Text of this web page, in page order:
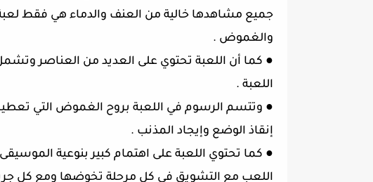
جميع مشاهدها خالية من العنف والدماء هي فقط لعبة
والغموض .
● كما أن اللعبة تحتوي على العديد من العناصر
اللعبة .
● وتتسم الرسوم في اللعبة بروح الغموض التي
إنقاذ الوضع وإيجاد المذنب .
● كما تحتوي اللعبة على اهتمام كبير بنوعية
اللعب مع التشويق في كل مرحلة تخوضها ومع كل